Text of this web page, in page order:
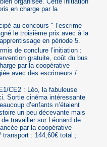
en charge par la
au concours " l’escrime
le troisième prix avec à la
en période 5.
de conclure l’initiation :
gratuite, coût du bus
par la coopérative
avec des escrimeurs /
CE2 : Léo, la fabuleuse
Sortie cinéma intéressante
d’enfants n’étaient
un peu décevante mais
travailler sur Léonard de
par la coopérative
transport : 144,60€ total ;